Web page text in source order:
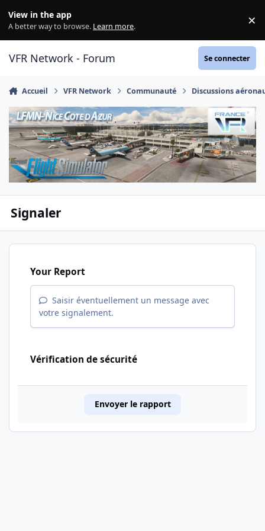
View in the app
A better way to browse. Learn more. ×
VFR Network - Forum Se connecter
Accueil VFR Network Communauté Discussions
Signaler
Your Report
Saisir éventuellement un message avec
votre signalement.
Vérification de sécurité
Envoyer le rapport